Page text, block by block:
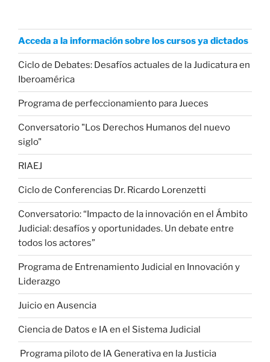
Acceda a la información sobre los cursos ya dictados
Ciclo de Debates: Desafíos actuales de la Judicatura en
Iberoamérica
Programa de perfeccionamiento para Jueces
Conversatorio "Los Derechos Humanos del nuevo
siglo"
RIAEJ
Ciclo de Conferencias Dr. Ricardo Lorenzetti
Conversatorio: “Impacto de la innovación en el Ámbito
Judicial: desafíos y oportunidades. Un debate entre
todos los actores”
Programa de Entrenamiento Judicial en Innovación y
Liderazgo
Juicio en Ausencia
Ciencia de Datos e IA en el Sistema Judicial
Programa piloto de IA Generativa en la Justicia